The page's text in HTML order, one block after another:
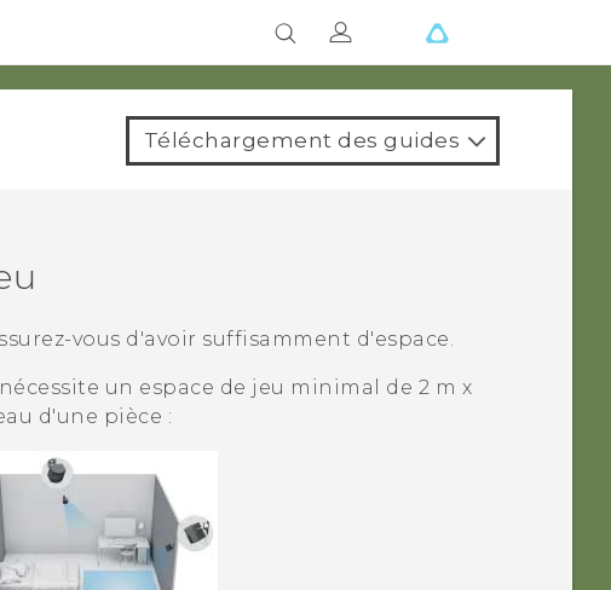
Téléchargement des guides
vous d'avoir suffisamment d'espace.
un espace de jeu minimal de 2 m x
d'une pièce :